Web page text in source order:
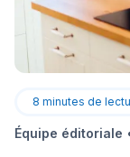
8 minutes de
Équipe éditoriale